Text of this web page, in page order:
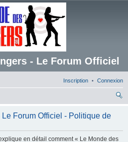
- Le Forum Officiel
Connexion
Inscription
ch
Forum Officiel - Politique de
en détail comment « Le Monde des